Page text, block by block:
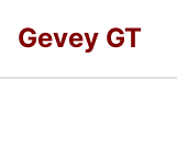
Gevey GT